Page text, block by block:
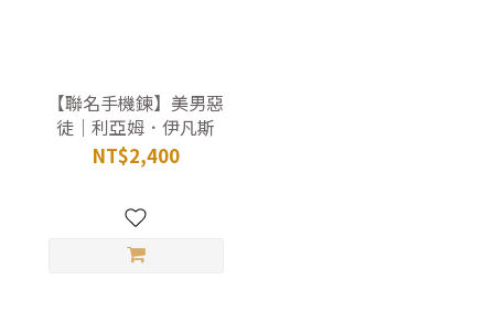
【聯名手機鍊】美男惡
徒｜利亞姆．伊凡斯
NT$2,400